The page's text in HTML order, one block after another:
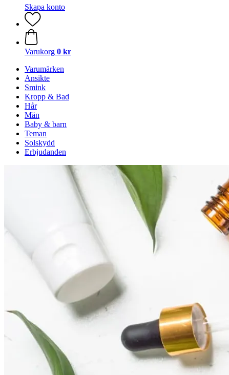
Skapa konto
Varukorg 0 kr
Varumärken
Ansikte
Smink
Kropp & Bad
Hår
Män
Baby & barn
Teman
Solskydd
Erbjudanden